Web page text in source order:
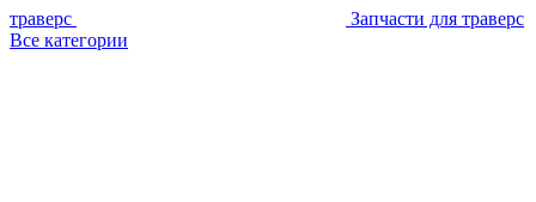
траверс
Запчасти для траверс
Все категории